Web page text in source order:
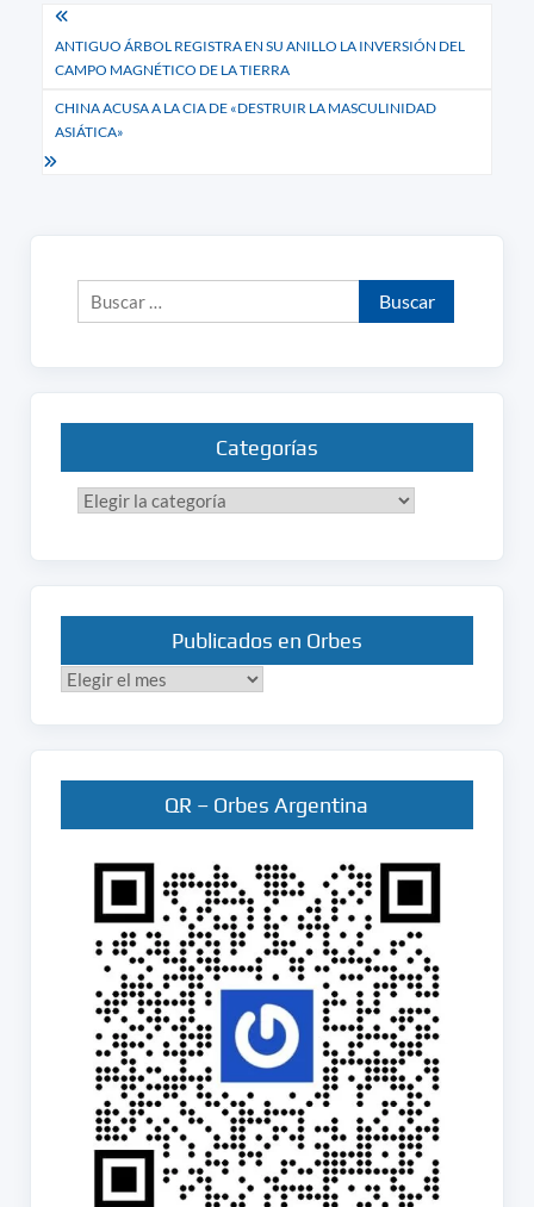
Navegación
de
entradas
ANTIGUO ÁRBOL REGISTRA EN SU ANILLO LA INVERSIÓN DEL
CAMPO MAGNÉTICO DE LA TIERRA
CHINA ACUSA A LA CIA DE «DESTRUIR LA MASCULINIDAD
ASIÁTICA»
Buscar:
Categorías
Categorías
Publicados en Orbes
Publicados
QR – Orbes Argentina